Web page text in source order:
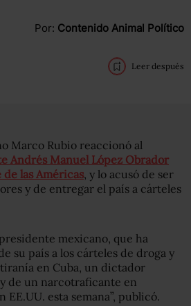
Por: Contenido Animal Político
Leer después
Marco Rubio reaccionó al
Andrés Manuel López Obrador
las Américas, y lo acusó de ser
y de entregar el país a cárteles
mexicano, que ha
su país a los cárteles de droga y
en Cuba, un dictador
de un narcotraficante en
EE.UU. esta semana”, publicó.